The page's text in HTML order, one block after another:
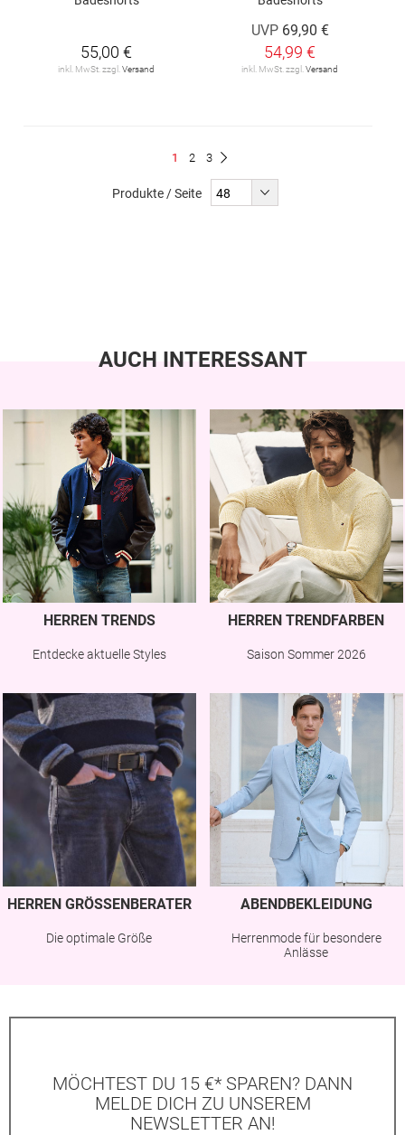
55,00 €
inkl. MwSt. zzgl. Versand
UVP 69,90 €
54,99 €
inkl. MwSt. zzgl. Versand
Du
1 Seite
2 Seite
3
Produkte / Seite
AUCH INTERESSANT
HERREN TRENDS
Entdecke aktuelle Styles
HERREN TRENDFARBEN
Saison Sommer 2026
HERREN GRÖSSENBERATER
Die optimale Größe
ABENDBEKLEIDUNG
Herrenmode für besondere
Anlässe
MÖCHTEST DU 15 €* SPAREN? DANN
MELDE DICH ZU UNSEREM
NEWSLETTER AN!